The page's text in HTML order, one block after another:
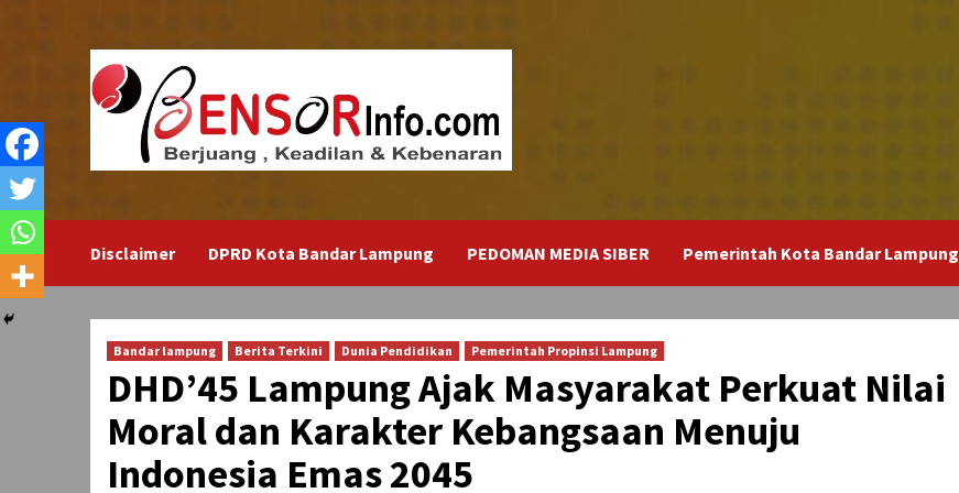
Disclaimer DPRD Kota Bandar Lampung PEDOMAN MEDIA SIBER Pemerintah Kota Bandar Lampung
Bandar lampung Berita Terkini Dunia Pendidikan Pemerintah Propinsi Lampung
DHD’45 Lampung Ajak Masyarakat Perkuat Nilai
Moral dan Karakter Kebangsaan Menuju
Indonesia Emas 2045